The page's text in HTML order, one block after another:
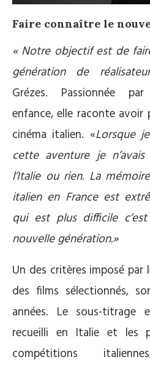
Faire connaître le
« Notre objectif est de
génération de
Grézes. Passionnée
enfance, elle raconte avoir
cinéma italien. «Lorsque
cette aventure je
l’Italie ou rien. La
italien en France est
qui est plus difficile
nouvelle génération.»
Un des critères imposé
des films sélectionnés,
années. Le sous-titrage
recueilli en Italie et les
compétitions